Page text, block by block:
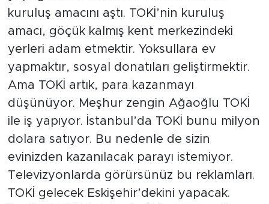
kuruluş amacını aştı. TOKİ’nin kuruluş
amacı, göçük kalmış kent merkezindeki
yerleri adam etmektir. Yoksullara ev
yapmaktır, sosyal donatıları geliştirmektir.
Ama TOKİ artık, para kazanmayı
düşünüyor. Meşhur zengin Ağaoğlu TOKİ
ile iş yapıyor. İstanbul’da TOKİ bunu milyon
dolara satıyor. Bu nedenle de sizin
evinizden kazanılacak parayı istemiyor.
Televizyonlarda görürsünüz bu reklamları.
TOKİ gelecek Eskişehir’dekini yapacak.